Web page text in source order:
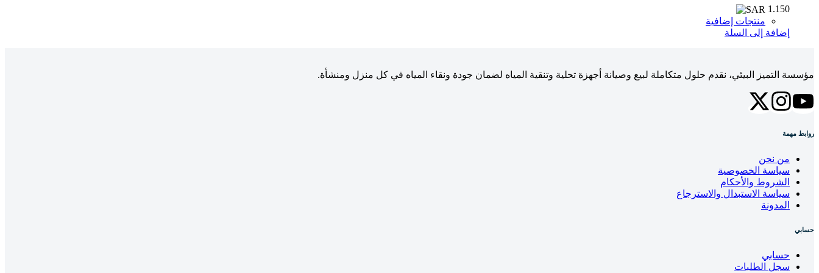
1.150
منتجات إضافية
إضافة إلى السلة
مؤسسة التميز البيئي، نقدم حلول متكاملة لبيع وصيانة أجهزة تحلية وتنقية المياه لضمان جودة ونقاء المياه في كل منزل ومنشأة.
روابط مهمة
من نحن
سياسة الخصوصية
الشروط والأحكام
سياسة الاستبدال والاسترجاع
المدونة
حسابي
حسابي
سجل الطلبات